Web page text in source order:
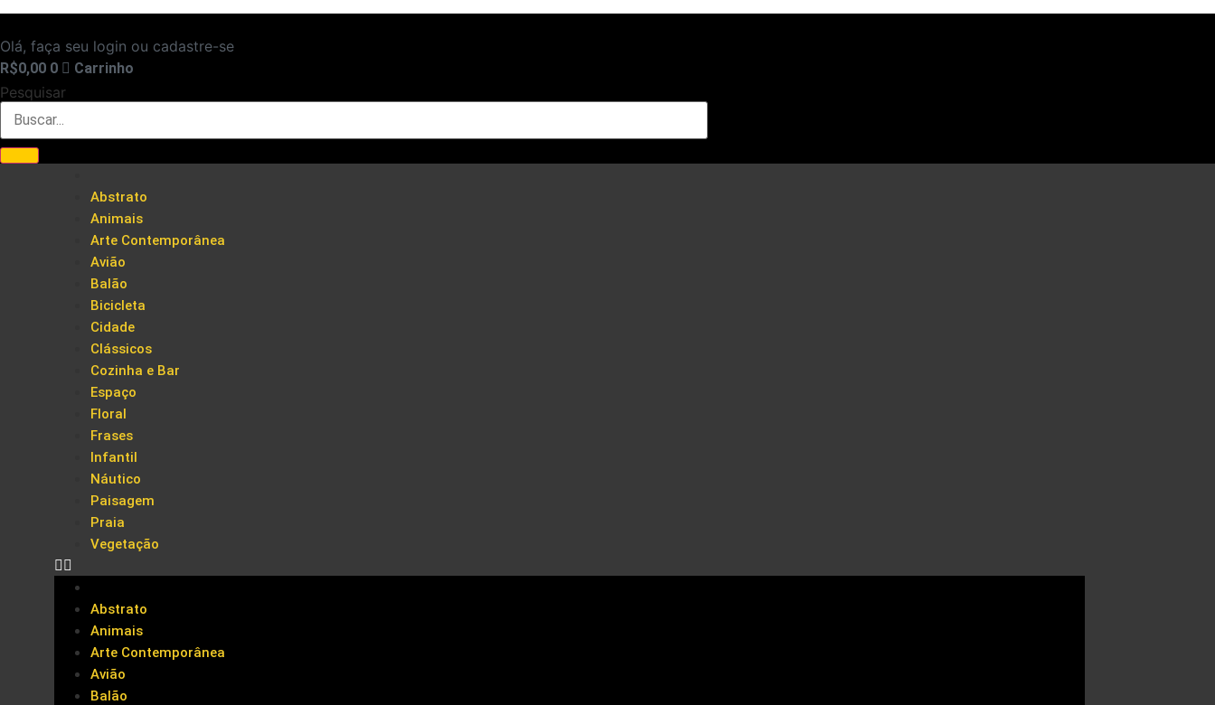
Ir
o
conteúdo
Olá, faça seu login ou cadastre-se
R$0,00 0 Carrinho
Pesquisar
Abstrato
Animais
Arte Contemporânea
Avião
Balão
Bicicleta
Cidade
Clássicos
Cozinha e Bar
Espaço
Floral
Frases
Infantil
Náutico
Paisagem
Praia
Vegetação
Abstrato
Animais
Arte Contemporânea
Avião
Balão